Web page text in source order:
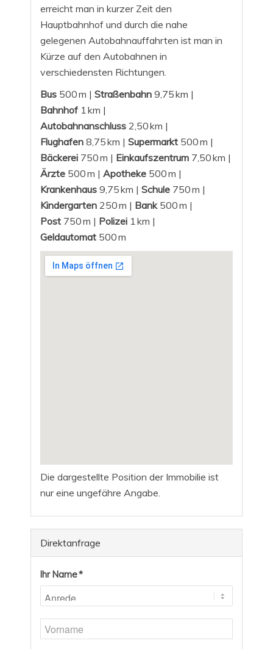
erreicht man in kurzer Zeit den
Hauptbahnhof und durch die nahe
gelegenen Autobahnauffahrten ist man in
Kürze auf den Autobahnen in
verschiedensten Richtungen.
Bus 500 m | Straßenbahn 9,75 km |
Bahnhof 1 km |
Autobahnanschluss 2,50 km |
Flughafen 8,75 km | Supermarkt 500 m |
Bäckerei 750 m | Einkaufszentrum 7,50 km |
Ärzte 500 m | Apotheke 500 m |
Krankenhaus 9,75 km | Schule 750 m |
Kindergarten 250 m | Bank500 m |
Post 750 m | Polizei 1 km |
Geldautomat 500 m
Die dargestellte Position der Immobilie ist
nur eine ungefähre Angabe.
Direktanfrage
Ihr Name *